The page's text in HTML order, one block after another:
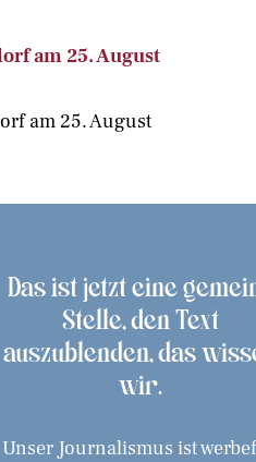
am 25. August
am 25. August
Das ist jetzt eine
Stelle, den Text
auszublenden, das
wir.
Unser Journalismus ist